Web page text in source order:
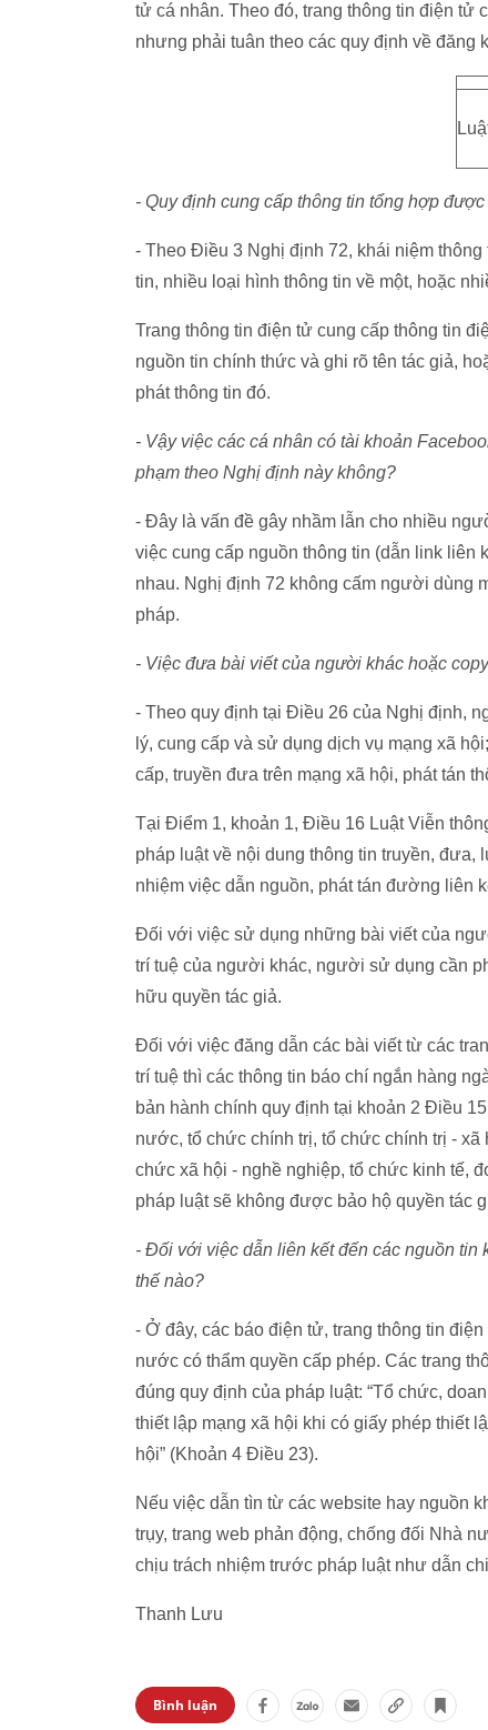
tử cá nhân. Theo đó, trang thông tin điện tử
nhưng phải tuân theo các quy định về đăng
- Quy định cung cấp thông tin tổng hợp
- Theo Điều 3 Nghị định 72, khái niệm
tin, nhiều loại hình thông tin về một, hoặc
Trang thông tin điện tử cung cấp thông tin
nguồn tin chính thức và ghi rõ tên tác giả,
phát thông tin đó.
- Vậy việc các cá nhân có tài khoản
phạm theo Nghị định này không?
- Đây là vấn đề gây nhầm lẫn cho nhiều
việc cung cấp nguồn thông tin (dẫn link liên
nhau. Nghị định 72 không cấm người dùng
pháp.
- Việc đưa bài viết của người khác hoặc
- Theo quy định tại Điều 26 của Nghị định,
lý, cung cấp và sử dụng dịch vụ mạng xã
cấp, truyền đưa trên mạng xã hội, phát tán
Tại Điểm 1, khoản 1, Điều 16 Luật Viễn
pháp luật về nội dung thông tin truyền,
nhiệm việc dẫn nguồn, phát tán đường liên
Đối với việc sử dụng những bài viết của
trí tuệ của người khác, người sử dụng cần
hữu quyền tác giả.
Đối với việc đăng dẫn các bài viết từ các
trí tuệ thì các thông tin báo chí ngắn hàng
bản hành chính quy định tại khoản 2 Điều
nước, tổ chức chính trị, tổ chức chính trị -
chức xã hội - nghề nghiệp, tổ chức kinh tế,
pháp luật sẽ không được bảo hộ quyền tác
- Đối với việc dẫn liên kết đến các nguồn
thế nào?
- Ở đây, các báo điện tử, trang thông tin
nước có thẩm quyền cấp phép. Các trang
đúng quy định của pháp luật: “Tổ chức,
thiết lập mạng xã hội khi có giấy phép thiết
hội” (Khoản 4 Điều 23).
Nếu việc dẫn tìn từ các website hay nguồn
trụy, trang web phản động, chống đối Nhà
chịu trách nhiệm trước pháp luật như dẫn
Thanh Lưu
Bình luận